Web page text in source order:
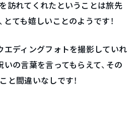
訪れてくれたということは旅先
とても嬉しいことのようです！
エディングフォトを撮影していれ
いの言葉を言ってもらえて、その
と間違いなしです！